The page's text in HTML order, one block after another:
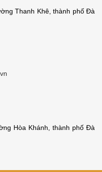
Thanh Khê, thành phố Đà
Hòa Khánh, thành phố Đà